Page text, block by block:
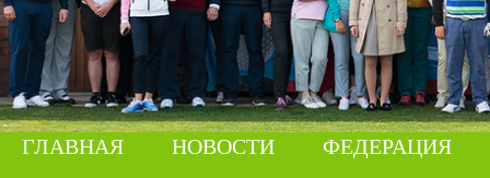
ГЛАВНАЯ НОВОСТИ ФЕДЕРАЦИЯ